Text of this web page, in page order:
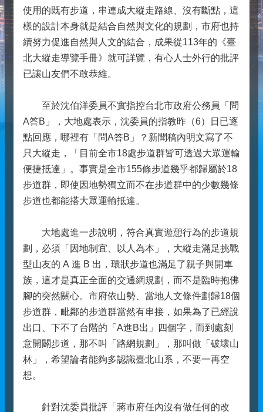
使用的既有步道，串連成大縱走路線、沒有斷點，這
樣的設計本身就是結合自然與文化的規劃，市府也持
續努力促進自然與人文的結合，成果從113年的《臺
北大縱走導覽手冊》就可詳覽，有心人士外行的批評
已讓山友們不敢恭維。
至於沈伯洋委員不實指控台北市政府公務員「問
A答B」，大地處表示，沈委員的指教昨（6）日已逐
點回應，哪裡有「問A答B」？新聞稿內明文寫了不
只大縱走，「目前全市18處步道群皆可透過大眾運輸
便捷抵達」。事實是全市155條步道幾乎都歸屬於18
步道群，即使因地勢獨立而不在步道群中的少數幾條
步道也都能搭大眾運輸抵達。
大地處進一步說明，符合真實遊憩行為的步道規
劃，必須「因地制宜、以人為本」，大縱走滿足挑戰
型山友的 A 進 B 出，環狀步道也滿足了親子與開車
族，這才是真正全面的交通網規劃，而不是臨時抱佛
腳的突然關心。市府依山勢、當地人文條件劃歸18個
步道群，毗鄰的步道群當然有串接，如果為了已經說
出口、下不了台階的「A進B出」四個字，而到處刻
意開闢步道，那不叫「路網規劃」，那叫做「破壞山
林」，希望論者能夠多認識臺北山系，不要一再空
想。
針對沈委員批評「蔣市府任內沒有做任何的改